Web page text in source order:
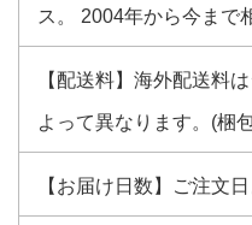
ス。 2004年から今まで
【配送料】海外配送料
よって異なります。(梱
【お届け日数】ご注文